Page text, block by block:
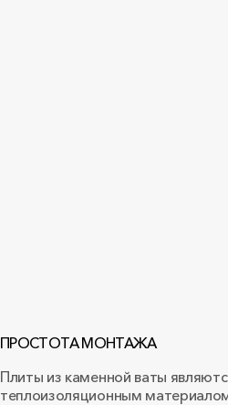
ПРОСТОТА МОНТАЖА
Плиты из каменной ваты
теплоизоляционным